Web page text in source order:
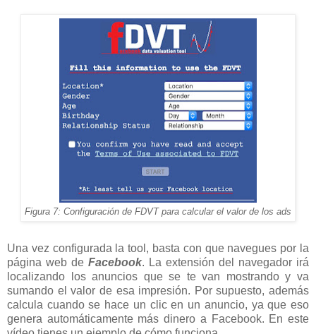
Figura 7: Configuración de FDVT para calcular el valor de los ads
Una vez configurada la tool, basta con que navegues por la
página web de Facebook. La extensión del navegador irá
localizando los anuncios que se te van mostrando y va
sumando el valor de esa impresión. Por supuesto, además
calcula cuando se hace un clic en un anuncio, ya que eso
genera automáticamente más dinero a Facebook. En este